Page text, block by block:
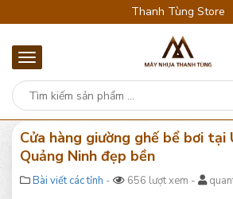
Thanh Tùng Store
Cửa hàng giường ghế bể bơi tại
Quảng Ninh đẹp bền
Bài viết các tỉnh - 656 lượt xem -